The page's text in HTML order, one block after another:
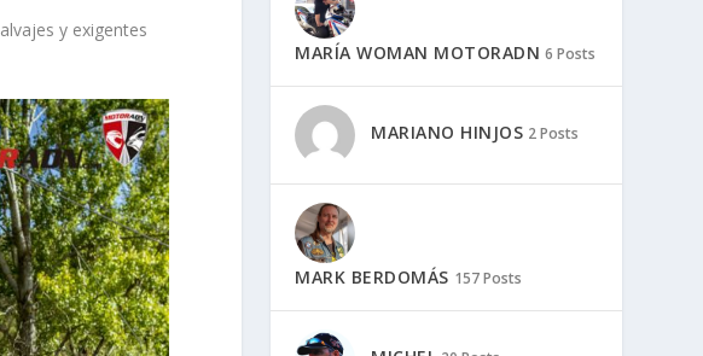
y exigentes
MARÍA WOMAN MOTORADN 6 Posts
MARIANO HINJOS 2 Posts
MARK BERDOMÁS 157 Posts